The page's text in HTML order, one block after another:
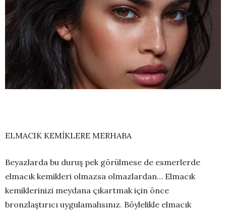
ELMACIK KEMİKLERE MERHABA
Beyazlarda bu duruş pek görülmese de esmerlerde
elmacık kemikleri olmazsa olmazlardan… Elmacık
kemiklerinizi meydana çıkartmak için önce
bronzlaştırıcı uygulamalısınız. Böylelikle elmacık